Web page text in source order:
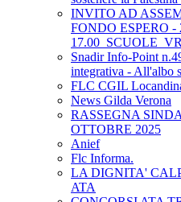
INVITO AD
FONDO ESPERO -
17.00_SCUOLE_VR
Snadir Info-Point
integrativa - All'albo
FLC CGIL
News Gilda Verona
RASSEGNA
OTTOBRE 2025
Anief
Flc Informa.
LA DIGNITA'
ATA